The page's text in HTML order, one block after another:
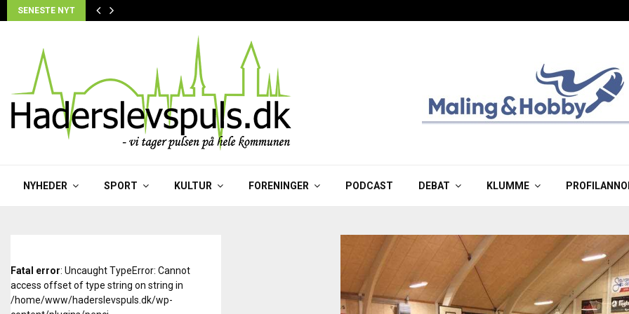
SENESTE NYT
NYHEDER SPORT KULTUR FORENINGER PODCAST DEBAT KLUMME
Fatal error: Uncaught TypeError: Cannot
access offset of type string on string in
/home/www/haderslevspuls.dk/wp-